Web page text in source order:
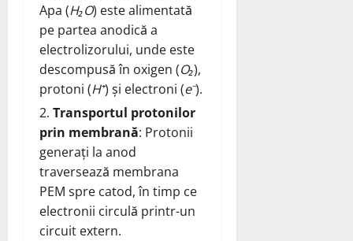
Apa (H₂O) este alimentată
pe partea anodică a
electrolizorului, unde este
descompusă în oxigen (O₂),
protoni (H⁺) și electroni (e⁻).
Transportul protonilor
prin membrană: Protonii
generați la anod
traversează membrana
PEM spre catod, în timp ce
electronii circulă printr-un
circuit extern.